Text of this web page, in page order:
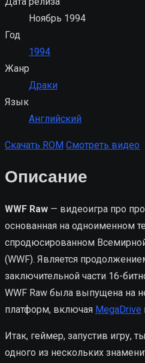
Ноябрь 1994
Год
1994
Жанр
Драки
Язык
Английский
Скачать ROM Смотреть видео
Описание
WWF Raw — видеоигра про
основанная на одноименном
спродюсированном
(WWF). Является
заключительной части 16-
WWF Raw была выпущена на
платформ, включая MegaDrive
Итак, геймер, запустив игру,
одного из нескольких